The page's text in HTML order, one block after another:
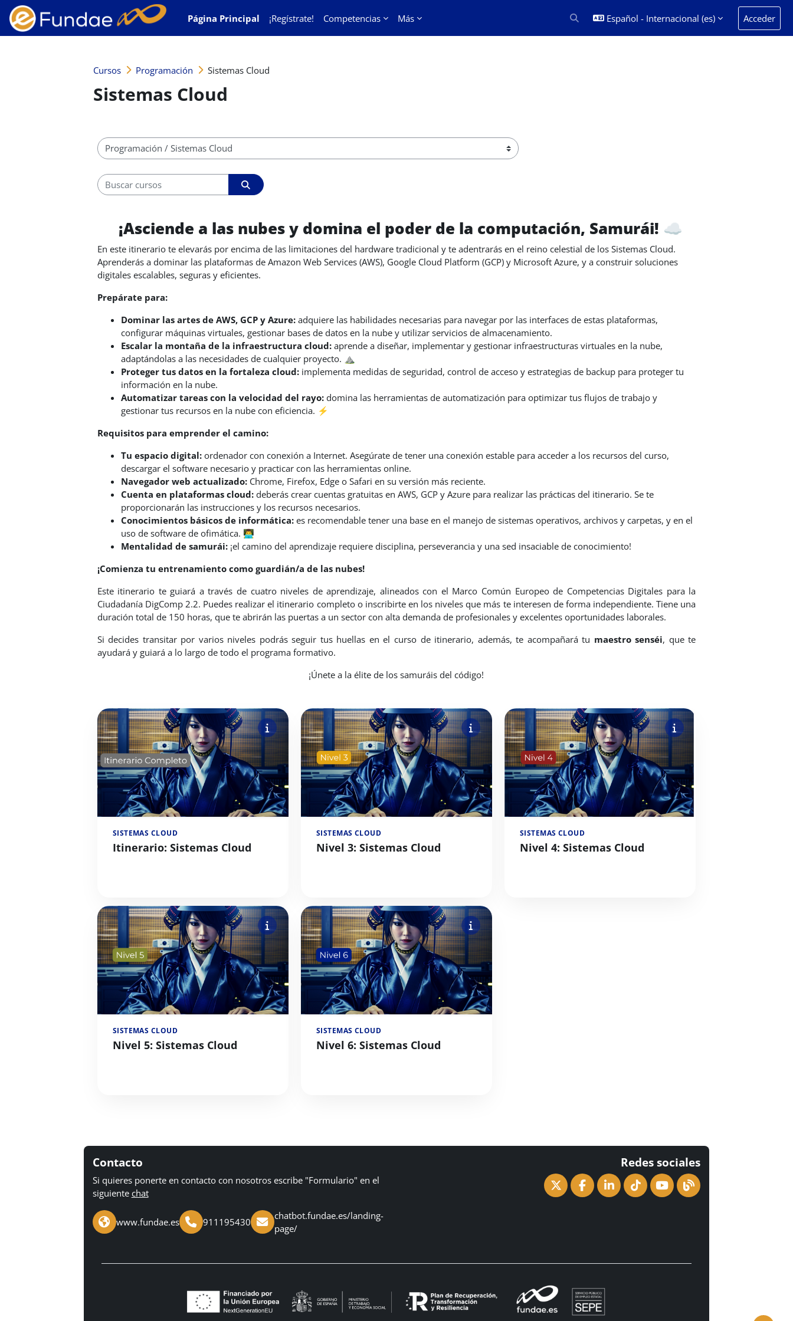
Salta al contenido principal
Página Principal
¡Regístrate! Competencias Más Selector de búsqueda de entrada
Español - Internacional ‎(es)‎ Acceder
Cursos Programación Sistemas Cloud
Sistemas Cloud
Categorías
Buscar cursos
Buscar cursos
¡Asciende a las nubes y domina el poder de la computación, Samurái! ☁️
En este itinerario te elevarás por encima de las limitaciones del hardware tradicional y te adentrarás en el reino celestial de los Sistemas Cloud.
Aprenderás a dominar las plataformas de Amazon Web Services (AWS), Google Cloud Platform (GCP) y Microsoft Azure, y a construir soluciones
digitales escalables, seguras y eficientes.
Prepárate para:
Dominar las artes de AWS, GCP y Azure:adquiere las habilidades necesarias para navegar por las interfaces de estas plataformas,
configurar máquinas virtuales, gestionar bases de datos en la nube y utilizar servicios de almacenamiento.
Escalar la montaña de la infraestructura cloud:aprende a diseñar, implementar y gestionar infraestructuras virtuales en la nube,
adaptándolas a las necesidades de cualquier proyecto. ⛰️
Proteger tus datos en la fortaleza cloud:implementa medidas de seguridad, control de acceso y estrategias de backup para proteger tu
información en la nube.
Automatizar tareas con la velocidad del rayo:domina las herramientas de automatización para optimizar tus flujos de trabajo y
gestionar tus recursos en la nube con eficiencia. ⚡
Requisitos para emprender el camino:
Tu espacio digital:ordenador con conexión a Internet. Asegúrate de tener una conexión estable para acceder a los recursos del curso,
descargar el software necesario y practicar con las herramientas online.
Navegador web actualizado:Chrome, Firefox, Edge o Safari en su versión más reciente.
Cuenta en plataformas cloud:deberás crear cuentas gratuitas en AWS, GCP y Azure para realizar las prácticas del itinerario. Se te
proporcionarán las instrucciones y los recursos necesarios.
Conocimientos básicos de informática:es recomendable tener una base en el manejo de sistemas operativos, archivos y carpetas, y en el
uso de software de ofimática. 👨‍💻
Mentalidad de samurái:¡el camino del aprendizaje requiere disciplina, perseverancia y una sed insaciable de conocimiento!
¡Comienza tu entrenamiento como guardián/a de las nubes!
Este itinerario te guiará a través de cuatro niveles de aprendizaje, alineados con el Marco Común Europeo de Competencias Digitales para la
CiudadaníaDigComp 2.2. Puedes realizar el itinerario completo o inscribirte en los niveles que más te interesen de forma independiente. Tiene una
duración total de 150 horas, que te abrirán las puertas a un sector con alta demanda de profesionales y excelentes oportunidades laborales.
Si decides transitar por varios niveles podrás seguir tus huellas en el curso de itinerario, además, te acompañará tu maestro senséi, que te
ayudará y guiará a lo largo de todo el programa formativo.
¡Únete a la élite de los samuráis del código!
SISTEMAS CLOUD
Itinerario: Sistemas Cloud
SISTEMAS CLOUD
Nivel 3: Sistemas Cloud
SISTEMAS CLOUD
Nivel 4: Sistemas Cloud
SISTEMAS CLOUD
Nivel 5: Sistemas Cloud
SISTEMAS CLOUD
Nivel 6: Sistemas Cloud
Contacto
Si quieres ponerte en contacto con nosotros escribe "Formulario" en el
siguiente chat
www.fundae.es 911195430
chatbot.fundae.es/landing-
page/
Redes sociales